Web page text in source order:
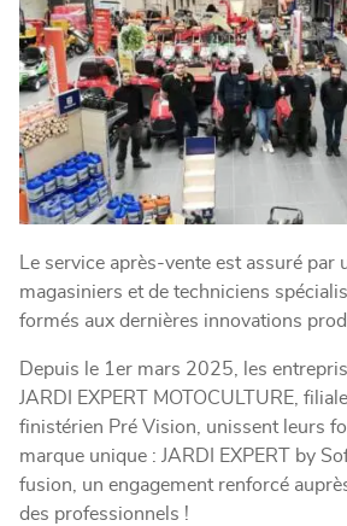
Le service après-vente est assuré par
magasiniers et de techniciens
formés aux dernières innovations
Depuis le 1er mars 2025, les
JARDI EXPERT MOTOCULTURE,
finistérien Pré Vision, unissent leurs
marque unique : JARDI EXPERT by
fusion, un engagement renforcé
des professionnels !